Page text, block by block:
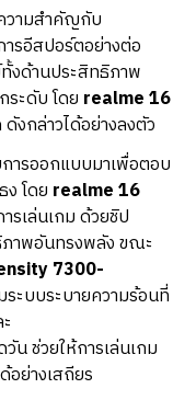
วามสำคัญกับ
รอีสปอร์ตอย่างต่อ
ด้านประสิทธิภาพ
ระดับ โดย realme 16
กล่าวได้อย่างลงตัว
ารออกแบบมาเพื่อตอบ
โดย realme 16
เล่นเกม ด้วยชิป
าพอันทรงพลัง ขณะ
7300-
ะบบระบายความร้อนที่
น ช่วยให้การเล่นเกม
อย่างเสถียร